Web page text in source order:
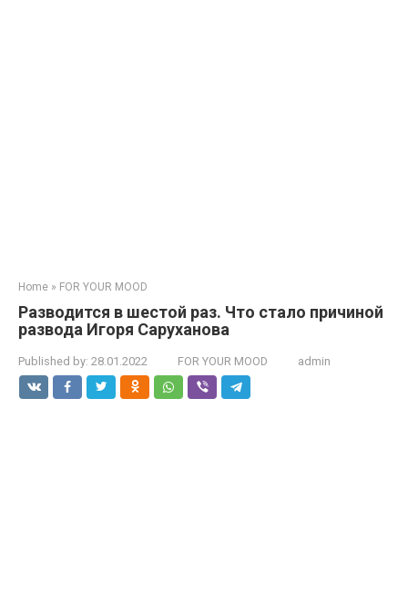
Home » FOR YOUR MOOD
Разводится в шестой раз. Что стало причиной
развода Игоря Саруханова
Published by: 28.01.2022 FOR YOUR MOOD admin